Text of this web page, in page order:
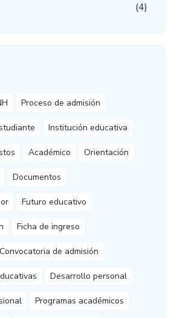
(4)
Proceso de admisión
Institución educativa
Académico Orientación
Documentos
Futuro educativo
Ficha de ingreso
Convocatoria de admisión
Desarrollo personal
Programas académicos